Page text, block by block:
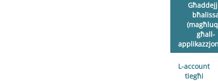
għall-
L-account
tiegħi